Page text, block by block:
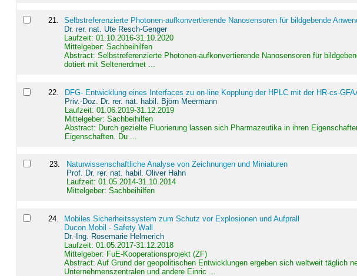
21.
Selbstreferenzierte Photonen-aufkonvertierende Nanosensoren für bildgebende
Dr. rer. nat. Ute Resch-Genger
Laufzeit: 01.10.2016-31.10.2020
Mittelgeber: Sachbeihilfen
Abstract:Selbstreferenzierte Photonen-aufkonvertierende Nanosensoren für
dotiert mit Seltenerdmet ...
22
DFG- Entwicklung eines Interfaces zu on-line Kopplung der HPLC mit der HR-cs-
Priv.-Doz. Dr. rer. nat. habil. Björn Meermann
Laufzeit: 01.06.2019-31.12.2019
Mittelgeber: Sachbeihilfen
Abstract: Durch gezielte Fluorierung lassen sich Pharmazeutika in ihren
Eigenschaften. Du ...
23.
Naturwissenschaftliche Analyse von Zeichnungen und Miniaturen
Prof. Dr. rer. nat. habil. Oliver Hahn
Laufzeit: 01.05.2014-31.10.2014
Mittelgeber: Sachbeihilfen
24.
Mobiles Sicherheitssystem zum Schutz vor Explosionen und Aufprall
Ducon Mobil - Safety Wall
Dr.-Ing. Rosemarie Helmerich
Laufzeit: 01.05.2017-31.12.2018
Mittelgeber: FuE-Kooperationsprojekt (ZF)
Abstract:Auf Grund der geopolitischen Entwicklungen ergeben sich weltweit täglich
Unternehmenszentralen und andere Einric ...